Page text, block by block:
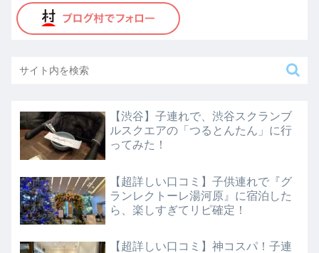
【渋谷】子連れで、渋谷スクランブ
ルスクエアの「つるとんたん」に行
ってみた！
【超詳しい口コミ】子供連れで『グ
ランレクトーレ湯河原』に宿泊した
ら、楽しすぎてリピ確定！
【超詳しい口コミ】神コスパ！子連